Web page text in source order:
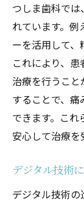
つしま歯科で
れています。
ーを活用して、
これにより、
治療を行うこ
することで、
できます。これ
安心して治療を
デジタル技術
デジタル技術